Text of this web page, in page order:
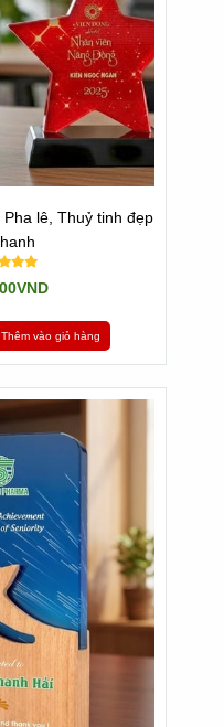
online. Có đa
lê, Thuỷ tinh đẹp
Thêm vào giỏ hàng